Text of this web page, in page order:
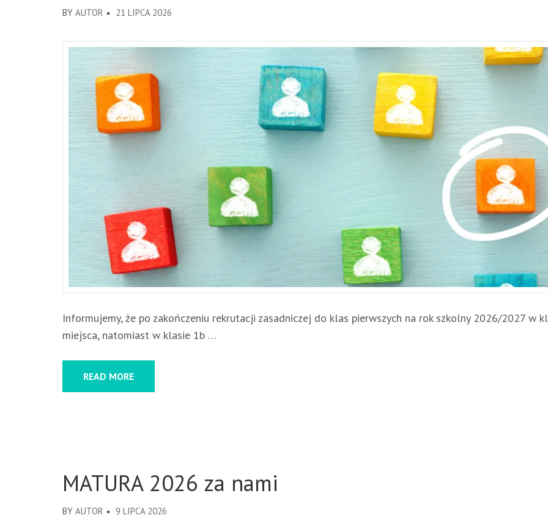
BY AUTOR 21 LIPCA 2026
Informujemy, że po zakończeniu rekrutacji zasadniczej do klas pierwszych na rok szkolny 2026/2027 w
miejsca, natomiast w klasie 1b …
READ MORE
MATURA 2026 za nami
BY AUTOR 9 LIPCA 2026